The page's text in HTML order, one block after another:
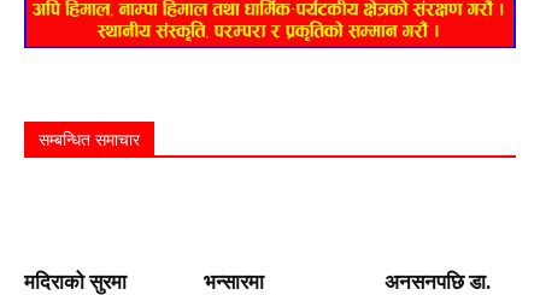
सम्बन्धित समाचार
मदिराको सुरमा
भन्सारमा
अनसनपछि डा.